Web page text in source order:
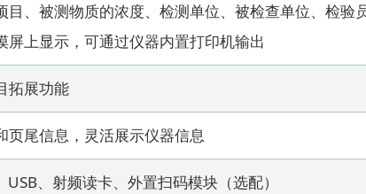
目、被测物质的浓度、检测单位、被检查单位、检验
屏上显示，可通过仪器内置打印机输出
拓展功能
页尾信息，灵活展示仪器信息
USB、射频读卡、外置扫码模块（选配）